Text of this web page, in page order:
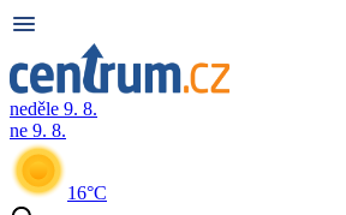
neděle 9. 8.
ne 9. 8.
16°C